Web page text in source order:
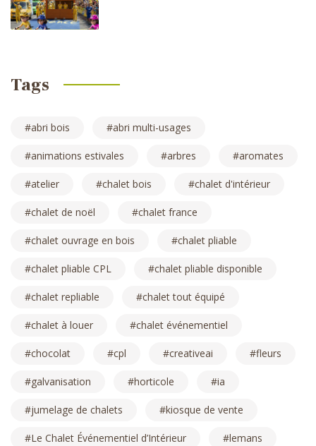
Tags
abri bois abri multi-usages
animations estivales arbres aromates
atelier chalet bois chalet d'intérieur
chalet de noël chalet france
chalet ouvrage en bois chalet pliable
chalet pliable CPL chalet pliable disponible
chalet repliable chalet tout équipé
chalet à louer chalet événementiel
chocolat cpl creativeai fleurs
galvanisation horticole ia
jumelage de chalets kiosque de vente
Le Chalet Événementiel d’Intérieur lemans